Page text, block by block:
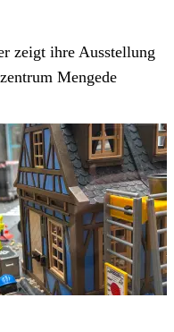
zeigt ihre Ausstellung
Mengede